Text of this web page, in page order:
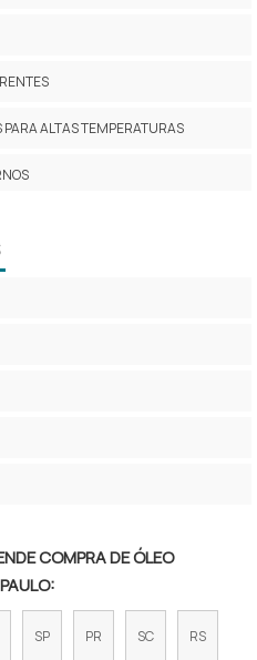
PARA ALTAS TEMPERATURAS
FORNOS INDUSTRIAIS
DE FORNOS
COMPRA DE ÓLEO
SP PR SC RS